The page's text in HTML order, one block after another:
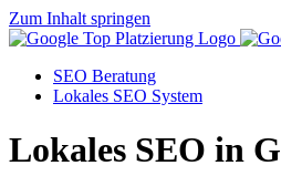
Zum Inhalt springen
SEO Beratung
Lokales SEO System
Lokales SEO in